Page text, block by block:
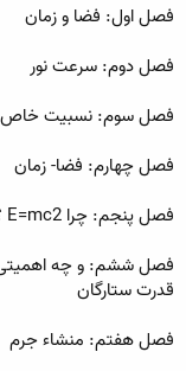
فصل اول: فضا و زمان
فصل دوم: سرعت نور
فصل سوم: نسبیت خاص
فصل چهارم: فضا- زمان
فصل پنجم: چرا E=mc2 ؟
فصل ششم: و چه اهمیتی
قدرت ستارگان
فصل هفتم: منشاء جرم